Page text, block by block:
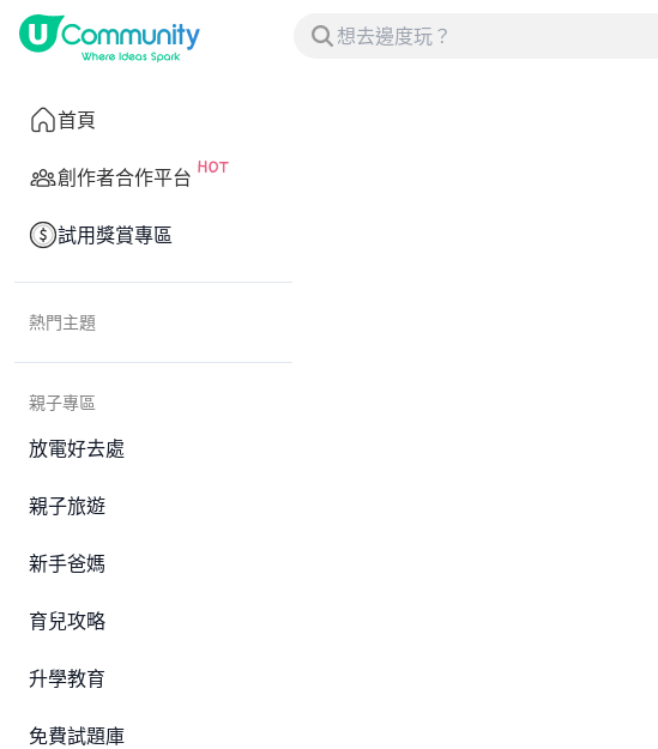
首頁
創作者合作平台
試用獎賞專區
熱門主題
親子專區
放電好去處
親子旅遊
新手爸媽
育兒攻略
升學教育
免費試題庫